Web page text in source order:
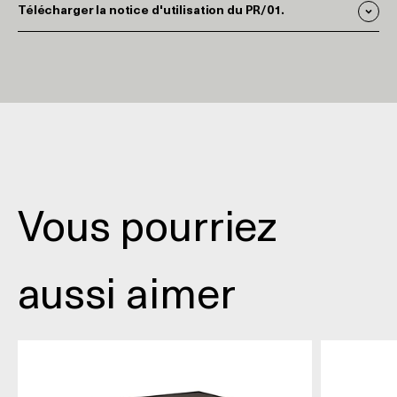
Télécharger la notice d'utilisation du PR/01.
Vous pourriez
aussi aimer